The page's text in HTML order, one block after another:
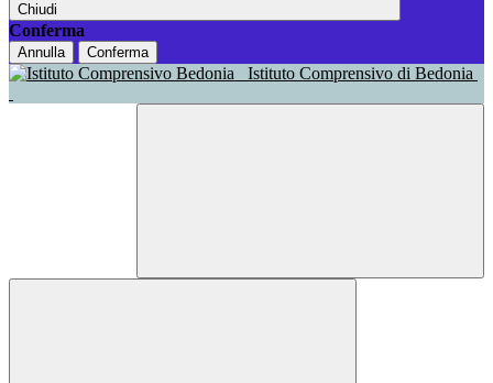
Chiudi
Conferma
Annulla Conferma
Istituto Comprensivo di Bedonia